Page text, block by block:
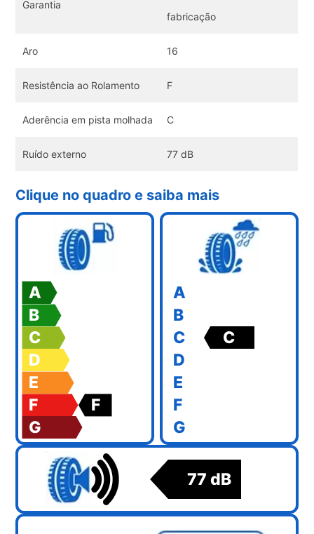
Garantia
fabricação
Aro 16
Resistência ao Rolamento F
Aderência em pista molhada C
Ruído externo 77 dB
Clique no quadro e saiba mais
A
B
C
D
E
F
F
G
A
B
C
C
D
E
F
G
77 dB